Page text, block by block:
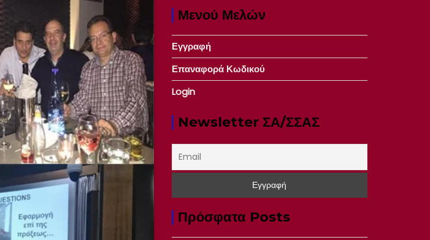
Μενού Μελών
Εγγραφή
Επαναφορά Κωδικού
Login
Newsletter ΣΑ/ΣΣΑΣ
Πρόσφατα Posts